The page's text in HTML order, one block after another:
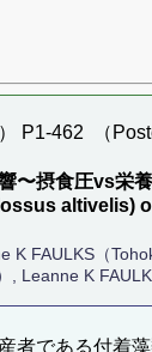
P1-462 （
〜摂食圧vs栄
altivelis)
K FAULKS（
, Leanne K
者である付着